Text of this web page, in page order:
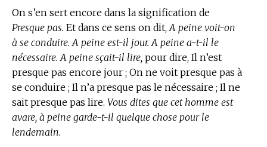
On s’en sert encore dans la signification de
Presque pas. Et dans ce sens on dit, A peine voit-on
à se conduire. A peine est-il jour. A peine a-t-il le
nécessaire. A peine sçait-il lire, pour dire, Il n’est
presque pas encore jour ; On ne voit presque pas à
se conduire ; Il n’a presque pas le nécessaire ; Il ne
sait presque pas lire. Vous dites que cet homme est
avare, à peine garde-t-il quelque chose pour le
lendemain.